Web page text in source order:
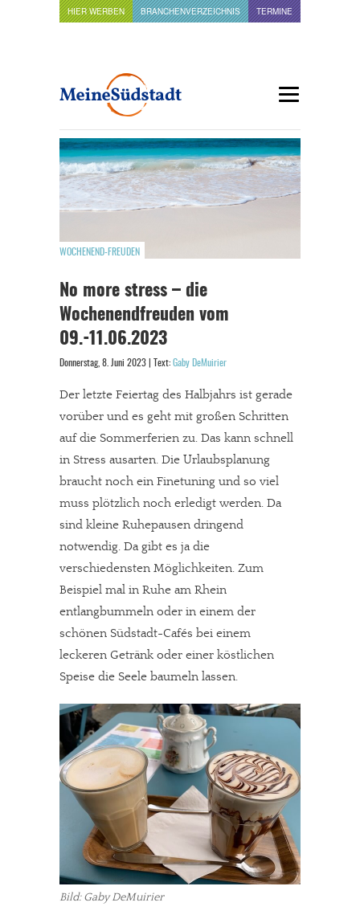
HIER WERBEN BRANCHENVERZEICHNIS TERMINE
WOCHENEND-FREUDEN
No more stress – die
Wochenendfreuden vom
09.-11.06.2023
Donnerstag, 8. Juni 2023 | Text: Gaby DeMuirier
Der letzte Feiertag des Halbjahrs ist gerade
vorüber und es geht mit großen Schritten
auf die Sommerferien zu. Das kann schnell
in Stress ausarten. Die Urlaubsplanung
braucht noch ein Finetuning und so viel
muss plötzlich noch erledigt werden. Da
sind kleine Ruhepausen dringend
notwendig. Da gibt es ja die
verschiedensten Möglichkeiten. Zum
Beispiel mal in Ruhe am Rhein
entlangbummeln oder in einem der
schönen Südstadt-Cafés bei einem
leckeren Getränk oder einer köstlichen
Speise die Seele baumeln lassen.
Bild: Gaby DeMuirier